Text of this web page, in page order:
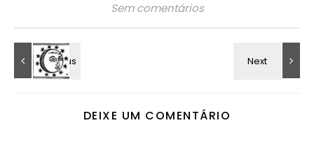
Sem comentários
DEIXE UM COMENTÁRIO